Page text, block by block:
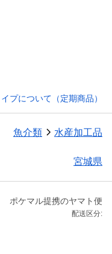
プについて（定期商品）
魚介類 水産加工品
宮城県
ポケマル提携のヤマト便
配送区分: